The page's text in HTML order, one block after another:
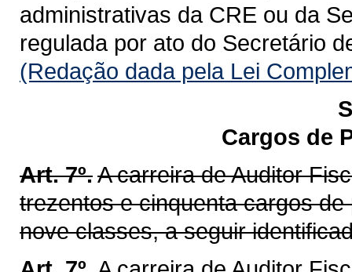
administrativas da CRE ou da
regulada por ato do Secretário
(Redação dada pela Lei
Cargos de
Art. 7º.A carreira de Auditor
trezentos e cinquenta cargos
nove classes, a seguir